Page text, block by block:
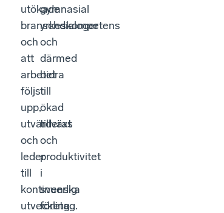
utökade
branschdialoger
och
att
arbetet
följs
upp,
utvärderas
och
leder
till
kontinuerlig
utveckling.
gymnasial
yrkeskompetens
och
därmed
bidra
till
ökad
tillväxt
och
produktivitet
i
svenska
företag.